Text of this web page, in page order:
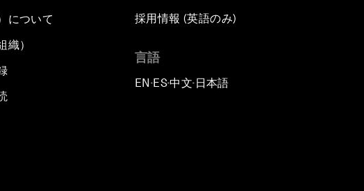
について
織）
採用情報 (英語のみ)
言語
EN ▪ES▪中文▪ 日本語